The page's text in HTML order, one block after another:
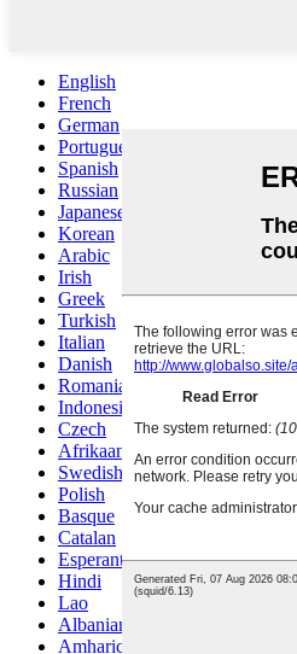
English
French
German
Portuguese
Spanish
Russian
Japanese
Korean
Arabic
Irish
Greek
Turkish
Italian
Danish
Romanian
Indonesian
Czech
Afrikaans
Swedish
Polish
Basque
Catalan
Esperanto
Hindi
Lao
Albanian
Amharic